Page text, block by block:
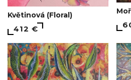
Květinová (Floral)
412 €